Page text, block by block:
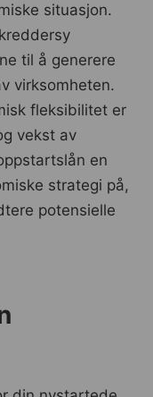
situasjon.
til å generere
virksomheten.
fleksibilitet er
vekst av
en
strategi på,
potensielle